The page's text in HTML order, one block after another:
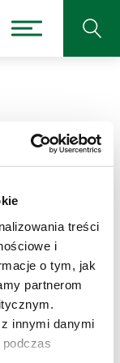
treści
i
o tym, jak
partnerom
innymi danymi
mango-
z wyszukiwarki